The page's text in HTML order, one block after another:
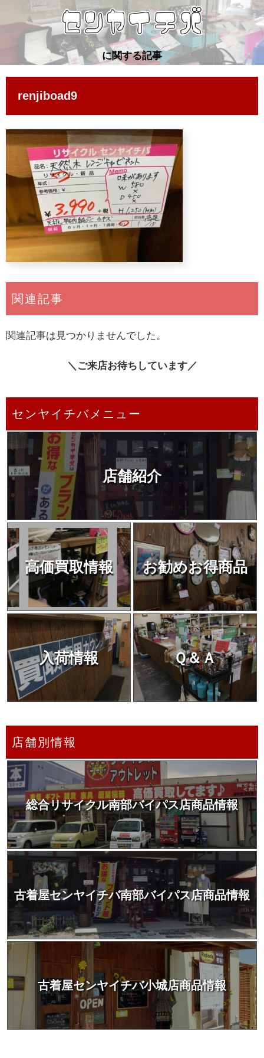
に関する記事
renjiboad9
関連記事
関連記事は見つかりませんでした。
＼ご来店お待ちしています／
センヤイチバメニュー
店舗紹介
高価買取情報 お勧めお得商品
入荷情報 Ｑ＆Ａ
店舗別情報
総合リサイクル南部バイパス店商品情報
古着屋センヤイチバ南部バイパス店商品情報
古着屋センヤイチバ小城店商品情報